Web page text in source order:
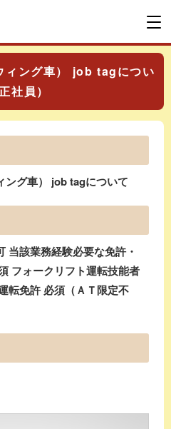
ィング車） job tagについ
社員）
ング車） job tagについて
当該業務経験必要な免許・
フォークリフト運転技能者
転免許 必須（ＡＴ限定不